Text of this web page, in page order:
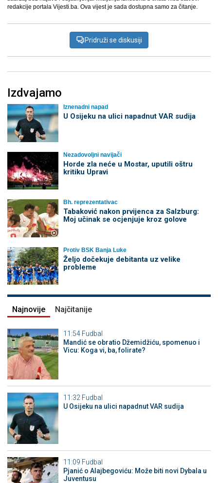
redakcije portala Vijesti.ba. Ova vijest je sada dostupna samo za čitanje.
Pridruži se diskusiji
Izdvajamo
Iznenadni napad
U Osijeku na ulici napadnut VAR sudija
Nezadovoljni navijači
Horde zla neće u Mostar, uputili oštru
kritiku Upravi
Bh. reprezentativac
Tabaković nakon prvijenca za Salzburg:
Moj učinak se ocjenjuje kroz golove
Protiv BSK Banja Luke
Željo dočekuje debitanta uz velike
probleme
Najnovije Najčitanije
11:54 Fudbal
Mandić se obratio Džemidžiću, spomenuo i
Vicu: Koga vi, ba, folirate?
11:32 Fudbal
U Osijeku na ulici napadnut VAR sudija
11:09 Fudbal
Pjanić o Alajbegoviću: Može biti novi Dybala u
Juventusu